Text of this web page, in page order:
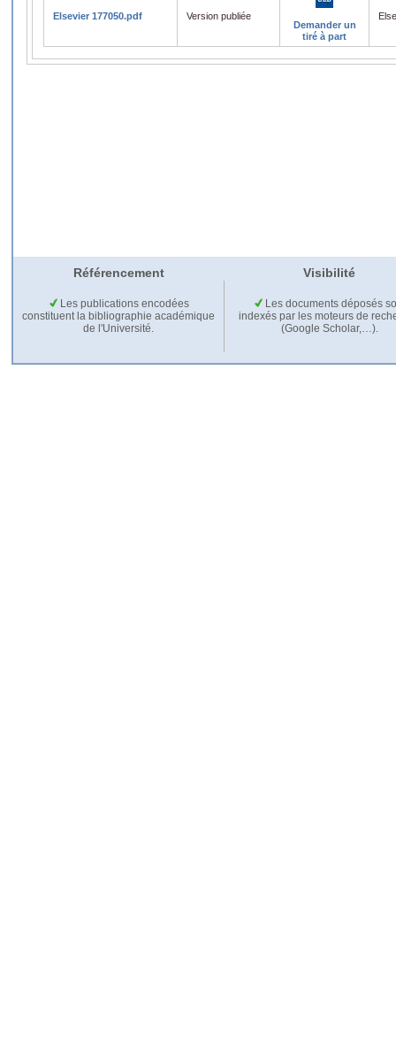
Elsevier 177050.pdf
Version publiée
Demander un
tiré à part
Référencement Visibilité
Les publications encodées
constituent la bibliographie académique
de l'Université.
Les documents déposés
indexés par les moteurs de
(Google Scholar,…).